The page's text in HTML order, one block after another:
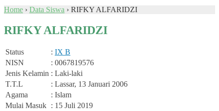
Home › Data Siswa › RIFKY ALFARIDZI
RIFKY ALFARIDZI
Status : IX B
NISN
: 0067819576
Jenis Kelamin : Laki-laki
T.T.L
: Lassar, 13 Januari 2006
Agama
: Islam
Mulai Masuk : 15 Juli 2019